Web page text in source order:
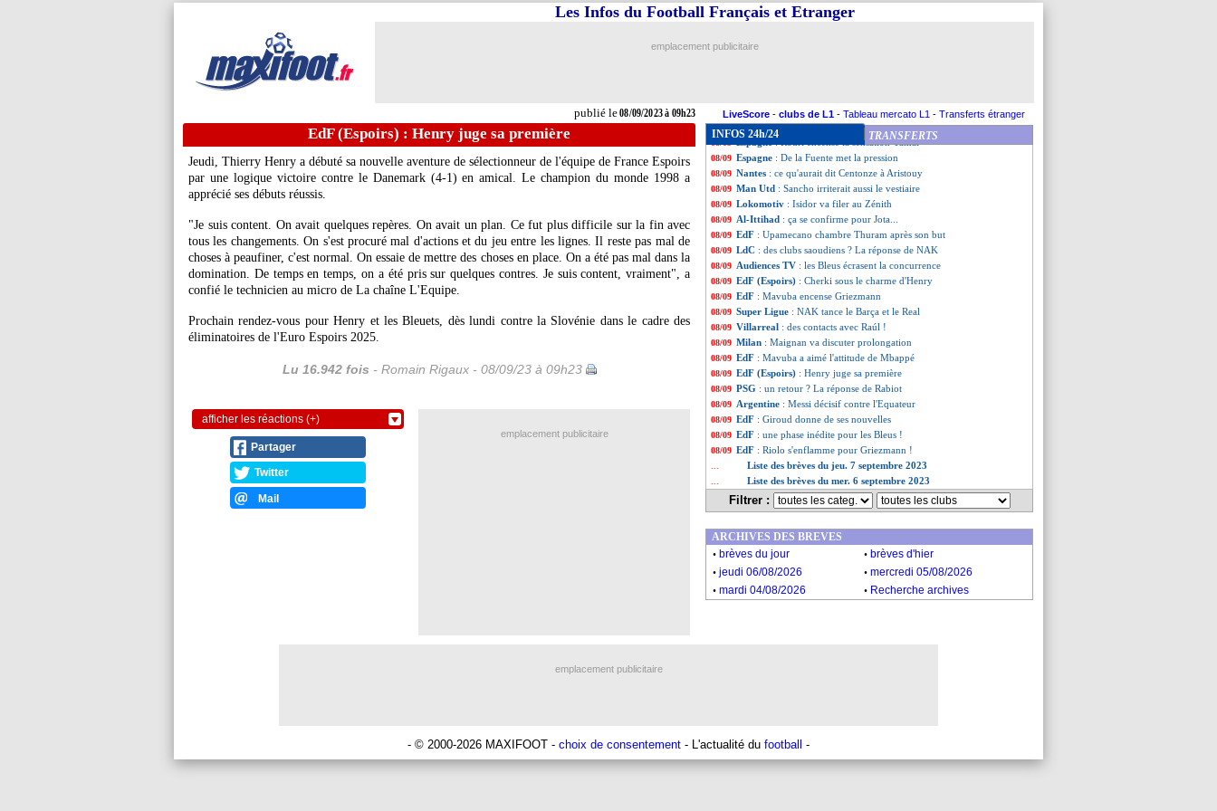
publié le08/09/2023 à 09h23
Les Infos du Football Français et Etranger
emplacement publicitaire
LiveScore - clubs de L1 - Tableau mercato L1 - Transferts étranger
EdF (Espoirs) : Henry juge sa première
Jeudi, Thierry Henry a débuté sa nouvelle aventure de sélectionneur de l'équipe de France Espoirs
par une logique victoire contre le Danemark (4-1) en amical. Le champion du monde 1998 a
apprécié ses débuts réussis.
"Je suis content. On avait quelques repères. On avait un plan. Ce fut plus difficile sur la fin avec
tous les changements. On s'est procuré mal d'actions et du jeu entre les lignes. Il reste pas mal de
choses à peaufiner, c'est normal. On essaie de mettre des choses en place. On a été pas mal dans la
domination. De temps en temps, on a été pris sur quelques contres. Je suis content, vraiment", a
confié le technicien au micro de La chaîne L'Equipe.
Prochain rendez-vous pour Henry et les Bleuets, dès lundi contre la Slovénie dans le cadre des
éliminatoires de l'Euro Espoirs 2025.
Lu 16.942 fois - Romain Rigaux - 08/09/23 à 09h23
afficher les réactions (+)
Partager
Twitter
Mail
INFOS 24h/24 TRANSFERTS
08/09 Liverpool: Al-Ittihad n'a pas dit adieu à Salah
08/09 Amical : Metz accroché, Strasbourg décevant
08/09 Sondage MF
08/09 Arsenal : Pépé à Trabzonspor (officiel)
08/09 EdF: Ancelotti, l'anecdote de Tchouaméni
: Rodri encense la sensation Yamal
08/09 Espagne : De la Fuente met la pression
08/09 Nantes : ce qu'aurait dit Centonze à Aristouy
08/09 Man Utd : Sancho irriterait aussi le vestiaire
08/09 Lokomotiv : Isidor va filer au Zénith
08/09 Al-Ittihad : ça se confirme pour Jota...
08/09 EdF : Upamecano chambre Thuram après son but
08/09 LdC : des clubs saoudiens ? La réponse de NAK
08/09 Audiences TV : les Bleus écrasent la concurrence
08/09 EdF (Espoirs) : Cherki sous le charme d'Henry
08/09 EdF : Mavuba encense Griezmann
08/09 Super Ligue : NAK tance le Barça et le Real
08/09 Villarreal : des contacts avec Raúl !
08/09 Milan : Maignan va discuter prolongation
08/09 EdF : Mavuba a aimé l'attitude de Mbappé
08/09 EdF (Espoirs) : Henry juge sa première
08/09 PSG : un retour ? La réponse de Rabiot
08/09 Argentine : Messi décisif contre l'Equateur
08/09 EdF : Giroud donne de ses nouvelles
08/09 EdF : une phase inédite pour les Bleus !
08/09 EdF : Riolo s'enflamme pour Griezmann !
Liste des brèves du jeu. 7 septembre 2023
Liste des brèves du mer. 6 septembre 2023
Filtrer :
emplacement publicitaire
ARCHIVES DES BREVES
. brèves du jour . brèves d'hier
. jeudi 06/08/2026 . mercredi 05/08/2026
. mardi 04/08/2026 . Recherche archives
emplacement publicitaire
- © 2000-2026 MAXIFOOT - choix de consentement - L'actualité du football -